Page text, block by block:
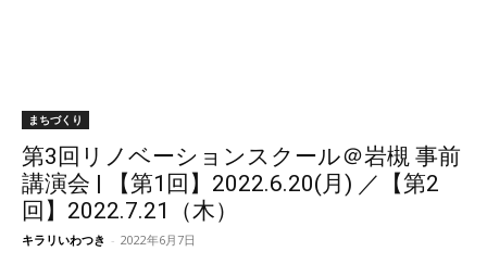
まちづくり
第3回リノベーションスクール＠岩槻 事前
講演会 | 【第1回】2022.6.20(月) ／【第2
回】2022.7.21（木）
キラリいわつき - 2022年6月7日